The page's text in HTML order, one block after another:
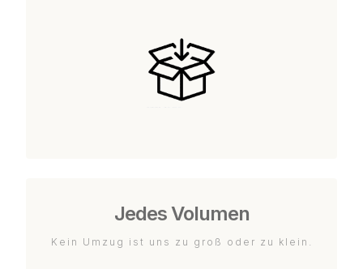
Jedes Volumen
Kein Umzug ist uns zu groß oder zu klein.